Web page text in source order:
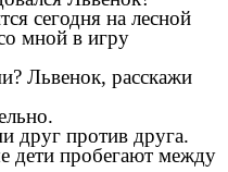
сегодня на лесной
мной в игру
Львенок, расскажи
друг против друга.
дети пробегают между